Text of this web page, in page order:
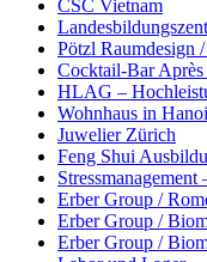
CSC Vietnam
Pötzl Raumdesign
Cocktail-Bar
HLAG –
Wohnhaus in Hanoi
Juwelier Zürich
Feng Shui
Erber Group /
Erber Group /
Erber Group /